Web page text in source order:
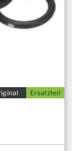
Ersatzteil